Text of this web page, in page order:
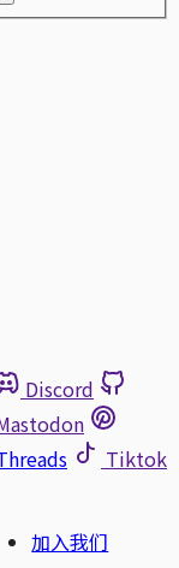
Discord
Tiktok
加入我们